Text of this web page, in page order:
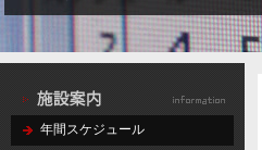
年間スケジュール